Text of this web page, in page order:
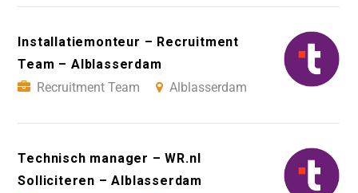
Installatiemonteur – Recruitment
Team – Alblasserdam
Recruitment Team
Alblasserdam
Technisch manager – WR.nl
Solliciteren – Alblasserdam